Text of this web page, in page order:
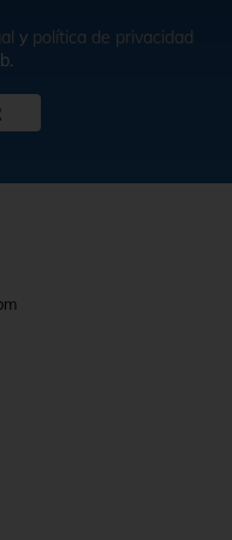
y política de privacidad